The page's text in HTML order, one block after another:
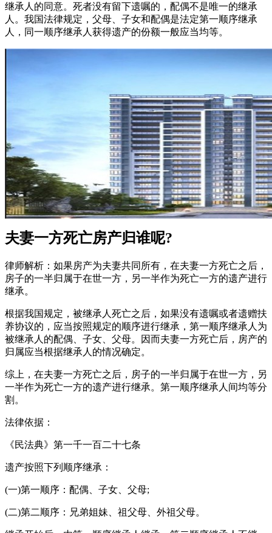
继承人的同意。死者没有留下遗嘱的，配偶不是唯一的继承
人。我国法律规定，父母、子女和配偶是法定第一顺序继承
人，同一顺序继承人获得遗产的份额一般应当均等。
夫妻一方死亡房产归谁呢?
律师解析：如果房产为夫妻共同所有，在夫妻一方死亡之后，
房子的一半归属于在世一方，另一半作为死亡一方的遗产进行
继承。
根据我国规定，被继承人死亡之后，如果没有遗嘱或者遗赠扶
养协议的，应当按照规定的顺序进行继承，第一顺序继承人为
被继承人的配偶、子女、父母。因而夫妻一方死亡后，房产的
归属应当根据继承人的情况确定。
综上，在夫妻一方死亡之后，房子的一半归属于在世一方，另
一半作为死亡一方的遗产进行继承。第一顺序继承人间均等分
割。
法律依据：
《民法典》第一千一百二十七条
遗产按照下列顺序继承：
(一)第一顺序：配偶、子女、父母;
(二)第二顺序：兄弟姐妹、祖父母、外祖父母。